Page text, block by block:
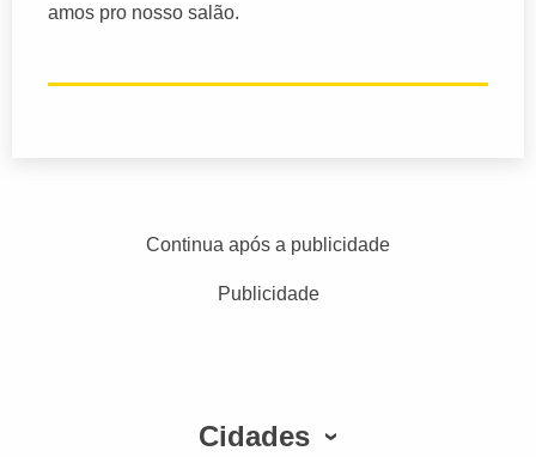
amos pro nosso salão.
Continua após a publicidade
Publicidade
Cidades